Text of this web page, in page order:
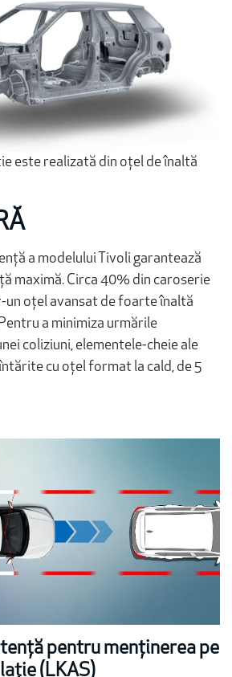
este realizată din oțel de înaltă
a modelului Tivoli garantează
maximă. Circa 40% din caroserie
oțel avansat de foarte înaltă
a minimiza urmările
coliziuni, elementele-cheie ale
cu oțel format la cald, de 5
pentru menținerea pe
(LKAS)